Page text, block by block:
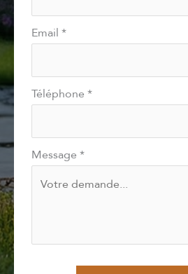
Email *
Téléphone *
Message *